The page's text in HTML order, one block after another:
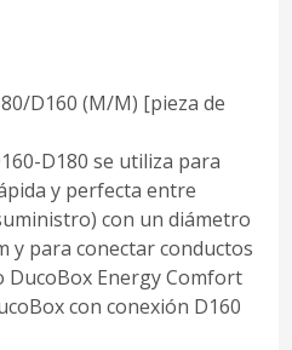
D160 (M/M) [pieza de
D180 se utiliza para
y perfecta entre
con un diámetro
y para conectar conductos
Energy Comfort
con conexión D160